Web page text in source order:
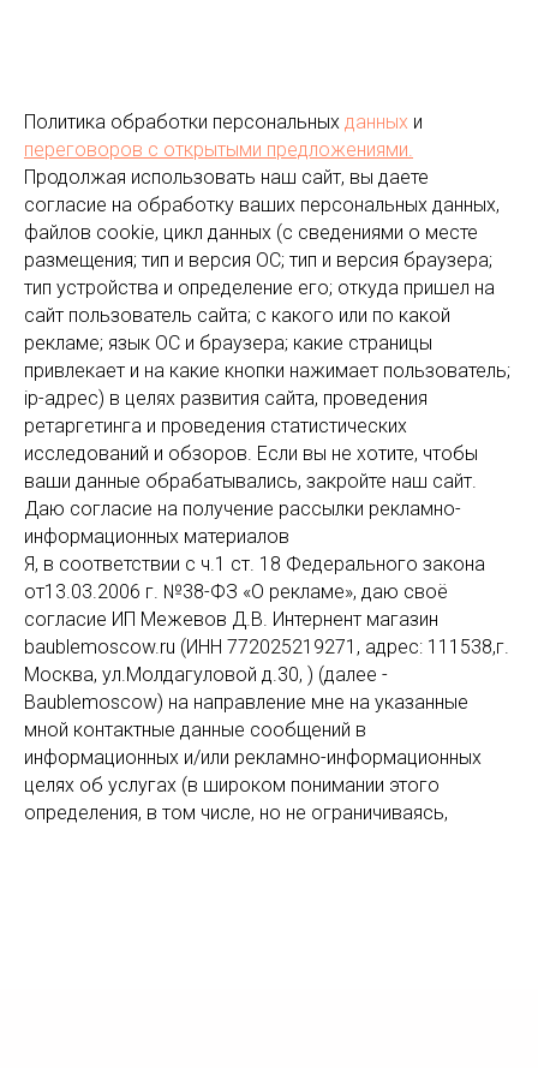
Политика обработки персональных данных и
переговоров с открытыми предложениями.
Продолжая использовать наш сайт, вы даете
согласие на обработку ваших персональных данных,
файлов cookie, цикл данных (с сведениями о месте
размещения; тип и версия ОС; тип и версия браузера;
тип устройства и определение его; откуда пришел на
сайт пользователь сайта; с какого или по какой
рекламе; язык ОС и браузера; какие страницы
привлекает и на какие кнопки нажимает пользователь;
ip-адрес) в целях развития сайта, проведения
ретаргетинга и проведения статистических
исследований и обзоров. Если вы не хотите, чтобы
ваши данные обрабатывались, закройте наш сайт.
Даю согласие на получение рассылки рекламно-
информационных материалов
Я, в соответствии с ч.1 ст. 18 Федерального закона
от13.03.2006 г. №38-ФЗ «О рекламе», даю своё
согласие ИП Межевов Д.В. Интернент магазин
baublemoscow.ru (ИНН 772025219271, адрес: 111538,г.
Москва, ул.Молдагуловой д.30, ) (далее -
Baublemoscow) на направление мне на указанные
мной контактные данные сообщений в
информационных и/или рекламно-информационных
целях об услугах (в широком понимании этого
определения, в том числе, но не ограничиваясь,